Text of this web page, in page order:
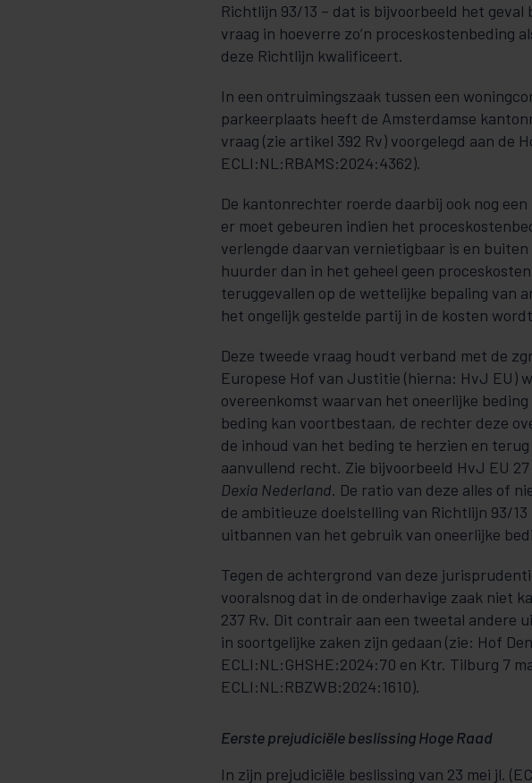
Richtlijn 93/13 – dat is bijvoorbeeld het
vraag in hoeverre zo’n proceskostenbeding
deze Richtlijn kwalificeert.
In een ontruimingszaak tussen een
parkeerplaats heeft de Amsterdamse
vraag (zie artikel 392 Rv) voorgelegd aan de
ECLI:NL:RBAMS:2024:4362).
De kantonrechter roerde daarbij ook nog
er moet gebeuren indien het
verlengde daarvan vernietigbaar is en
huurder dan in het geheel geen
teruggevallen op de wettelijke bepaling van
het ongelijk gestelde partij in de kosten
Deze tweede vraag houdt verband met de
Europese Hof van Justitie (hierna: HvJ EU)
overeenkomst waarvan het oneerlijke
beding kan voortbestaan, de rechter deze
de inhoud van het beding te herzien en
aanvullend recht. Zie bijvoorbeeld HvJ EU
Dexia Nederland. De ratio van deze alles of
de ambitieuze doelstelling van Richtlijn 93/
uitbannen van het gebruik van oneerlijke
Tegen de achtergrond van deze
vooralsnog dat in de onderhavige zaak niet
237 Rv. Dit contrair aan een tweetal andere
in soortgelijke zaken zijn gedaan (zie: Hof
ECLI:NL:GHSHE:2024:70 en Ktr. Tilburg 7
ECLI:NL:RBZWB:2024:1610).
Eerste prejudiciële beslissing Hoge Raad
In zijn prejudiciële beslissing van 23 mei jl.